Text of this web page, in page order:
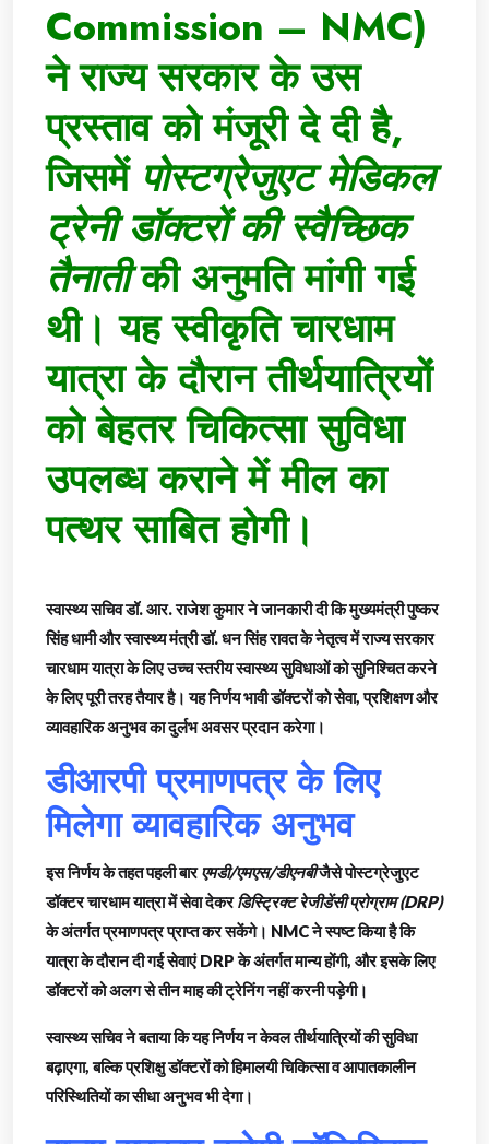
Commission – NMC)
ने राज्य सरकार के उस
प्रस्ताव को मंजूरी दे दी है,
जिसमें पोस्टग्रेजुएट मेडिकल
ट्रेनी डॉक्टरों की स्वैच्छिक
तैनातीकी अनुमति मांगी गई
थी। यह स्वीकृति चारधाम
यात्रा के दौरान तीर्थयात्रियों
को बेहतर चिकित्सा सुविधा
उपलब्ध कराने में मील का
पत्थर साबित होगी।
स्वास्थ्य सचिव डॉ. आर. राजेश कुमार ने जानकारी दी कि मुख्यमंत्री पुष्कर
सिंह धामी और स्वास्थ्य मंत्री डॉ. धन सिंह रावत के नेतृत्व में राज्य सरकार
चारधाम यात्रा के लिए उच्च स्तरीय स्वास्थ्य सुविधाओं को सुनिश्चित करने
के लिए पूरी तरह तैयार है। यह निर्णय भावी डॉक्टरों को सेवा, प्रशिक्षण और
व्यावहारिक अनुभव का दुर्लभ अवसर प्रदान करेगा।
डीआरपी प्रमाणपत्र के लिए
मिलेगा व्यावहारिक अनुभव
इस निर्णय के तहत पहली बारएमडी/एमएस/डीएनबीजैसे पोस्टग्रेजुएट
डॉक्टर चारधाम यात्रा में सेवा देकरडिस्ट्रिक्ट रेजीडेंसी प्रोग्राम (DRP)
के अंतर्गत प्रमाणपत्र प्राप्त कर सकेंगे। NMC ने स्पष्ट किया है कि
यात्रा के दौरान दी गई सेवाएं DRP के अंतर्गत मान्य होंगी, और इसके लिए
डॉक्टरों को अलग से तीन माह की ट्रेनिंग नहीं करनी पड़ेगी।
स्वास्थ्य सचिव ने बताया कि यह निर्णय न केवल तीर्थयात्रियों की सुविधा
बढ़ाएगा, बल्कि प्रशिक्षु डॉक्टरों को हिमालयी चिकित्सा व आपातकालीन
परिस्थितियों का सीधा अनुभव भी देगा।